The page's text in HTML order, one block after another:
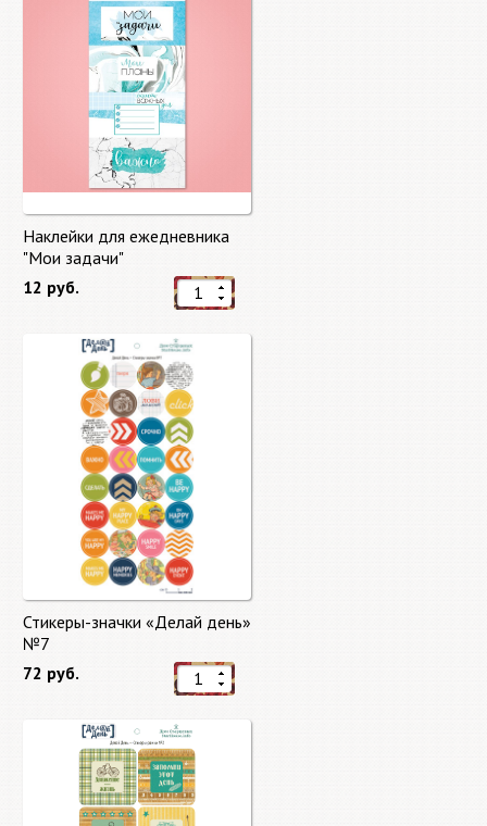
Наклейки для ежедневника
"Мои задачи"
12 руб.
Стикеры-значки «Делай день»
№7
72 руб.